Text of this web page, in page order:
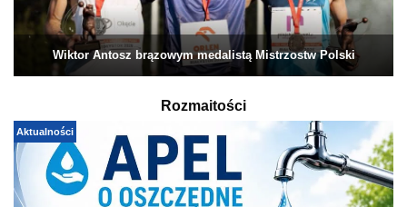
Wiktor Antosz brązowym medalistą Mistrzostw Polski
Rozmaitości
Aktualności